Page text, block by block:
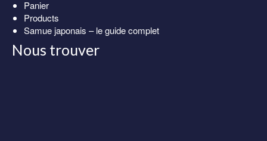
Panier
Products
Samue japonais – le guide complet
Nous trouver